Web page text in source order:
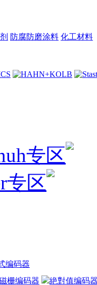
防腐防磨涂料 化工材料
专区
专区
编码器
栅编码器
絶對值编码